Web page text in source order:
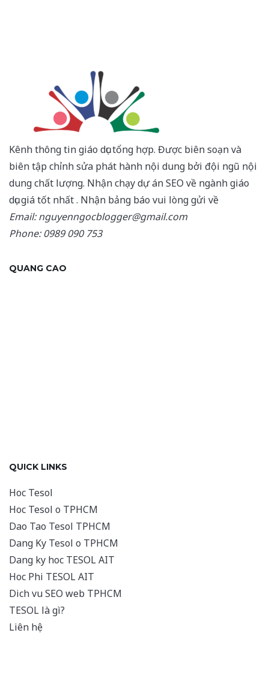
Kênh thông tin giáo dục tổng hợp. Được biên soạn và
biên tập chỉnh sửa phát hành nội dung bởi đội ngũ nội
dung chất lượng. Nhận chạy dự án SEO về ngành giáo
dục giá tốt nhất . Nhận bảng báo vui lòng gửi về
Email: nguyenngocblogger@gmail.com
Phone: 0989 090 753
QUANG CAO
QUICK LINKS
Hoc Tesol
Hoc Tesol o TPHCM
Dao Tao Tesol TPHCM
Dang Ky Tesol o TPHCM
Dang ky hoc TESOL AIT
Hoc Phi TESOL AIT
Dich vu SEO web TPHCM
TESOL là gì?
Liên hệ